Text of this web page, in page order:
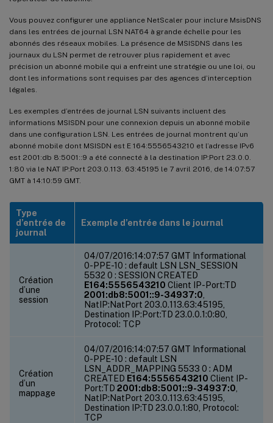
Vous pouvez configurer une appliance NetScaler pour inclure MsisDNS
dans les entrées de journal LSN NAT64 à grande échelle pour les
abonnés des réseaux mobiles. La présence de MSISDNS dans les
journaux du LSN permet de retrouver plus rapidement et avec
précision un abonné mobile qui a enfreint une stratégie ou une loi, ou
dont les informations sont requises par des agences d’interception
légales.
Les exemples d’entrées de journal LSN suivants incluent des
informations MSISDN pour une connexion depuis un abonné mobile
dans une configuration LSN. Les entrées de journal montrent qu’un
abonné mobile dont MSISDN est E 164:5556543210 et l’adresse IPv6
est 2001:db 8:5001::9 a été connecté à la destination IP:Port 23.0.0.
1:80 via le NAT IP:Port 203.0.113. 63:45195 le 7 avril 2016, de 14:07:57
GMT à 14:10:59 GMT.
Type
d’entrée de
journal
Exemple d’entrée dans le journal
Création
d’une
session
04/07/2016:14:07:57 GMT Informational
0-PPE-10 : default LSN LSN_SESSION
5532 0 : SESSION CREATED
E164:5556543210 Client IP-Port:TD
2001:db8:5001::9-34937:0
NatIP:NatPort 203.0.113.63:45195,
Destination IP:Port:TD 23.0.0.1:0:80,
Protocol: TCP
Création
d’un
mappage
04/07/2016:14:07:57 GMT Informational
0-PPE-10 : default LSN
LSN_ADDR_MAPPING 5533 0 : ADM
CREATED E164:5556543210 Client IP-
Port:TD 2001:db8:5001::9-34937:0
NatIP:NatPort 203.0.113.63:45195,
Destination IP:TD 23.0.0.1:80, Protocol:
TCP